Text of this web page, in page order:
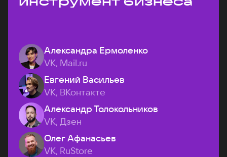
Александра Ермоленко
VK, Mail.ru
Евгений Васильев
VK, ВКонтакте
Александр Толокольников
VK, Дзен
Олег Афанасьев
VK, RuStore